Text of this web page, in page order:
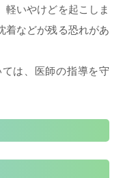
軽いやけどを起こしま
着などが残る恐れがあ
は、医師の指導を守